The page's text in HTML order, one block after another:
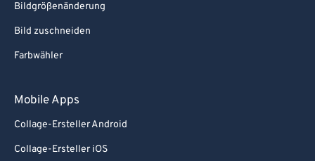
Bildgrößenänderung
Bild zuschneiden
Farbwähler
Mobile Apps
Collage-Ersteller Android
Collage-Ersteller iOS